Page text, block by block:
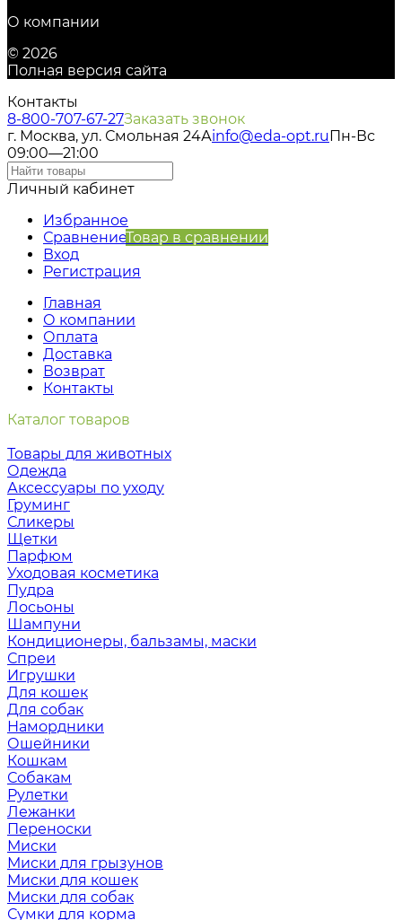
О компании
© 2026
Полная версия сайта
Контакты
8-800-707-67-27Заказать звонок
г. Москва, ул. Смольная 24Аinfo@eda-opt.ruПн-Вс
09:00—21:00
Личный кабинет
Избранное
СравнениеТовар в сравнении
Вход
Регистрация
Главная
О компании
Оплата
Доставка
Возврат
Контакты
Каталог товаров
Товары для животных
Одежда
Аксессуары по уходу
Груминг
Сликеры
Щетки
Парфюм
Уходовая косметика
Пудра
Лосьоны
Шампуни
Кондиционеры, бальзамы, маски
Спреи
Игрушки
Для кошек
Для собак
Намордники
Ошейники
Кошкам
Собакам
Рулетки
Лежанки
Переноски
Миски
Миски для грызунов
Миски для кошек
Миски для собак
Сумки для корма